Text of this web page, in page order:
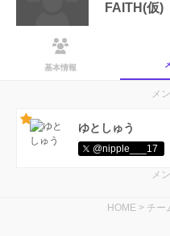
FAITH(仮)
基本情報
メ
ゆとしゅう
@nipple___17
メ
HOME > チー